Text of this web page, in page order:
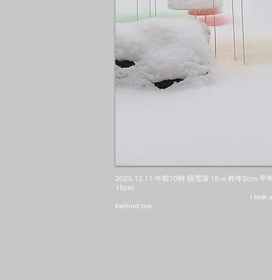
2025.12.11 午前10時 積雪深 18㎝ 昨年5cm
15cm
I look up at the eastern sky
behind me.